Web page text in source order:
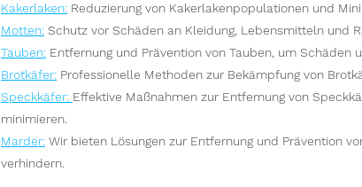
Kakerlaken: Reduzierung von Kakerlakenpopulationen und
Motten: Schutz vor Schäden an Kleidung, Lebensmitteln und
Tauben: Entfernung und Prävention von Tauben, um Schäden
Brotkäfer: Professionelle Methoden zur Bekämpfung von
Speckkäfer: Effektive Maßnahmen zur Entfernung von
minimieren.
Marder: Wir bieten Lösungen zur Entfernung und Prävention
verhindern.